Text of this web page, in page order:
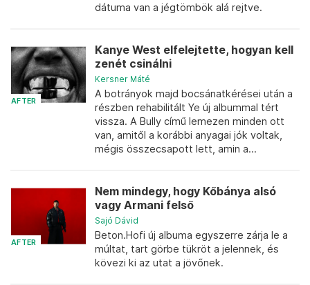
dátuma van a jégtömbök alá rejtve.
AFTER
Kanye West elfelejtette, hogyan kell
zenét csinálni
Kersner Máté
A botrányok majd bocsánatkérései után a
részben rehabilitált Ye új albummal tért
vissza. A Bully című lemezen minden ott
van, amitől a korábbi anyagai jók voltak,
mégis összecsapott lett, amin a...
AFTER
Nem mindegy, hogy Kőbánya alsó
vagy Armani felső
Sajó Dávid
Beton.Hofi új albuma egyszerre zárja le a
múltat, tart görbe tükröt a jelennek, és
kövezi ki az utat a jövőnek.